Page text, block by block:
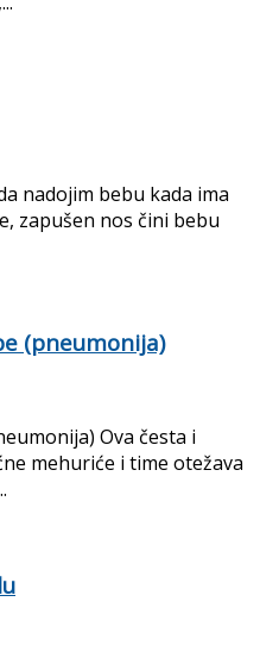
nadojim bebu kada ima
zapušen nos čini bebu
(pneumonija)
Ova česta i
mehuriće i time otežava